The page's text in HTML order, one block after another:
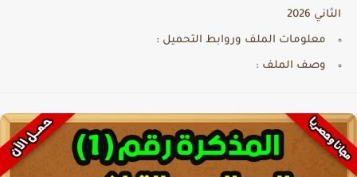
الثاني 2026
معلومات الملف وروابط التحميل :
وصف الملف :